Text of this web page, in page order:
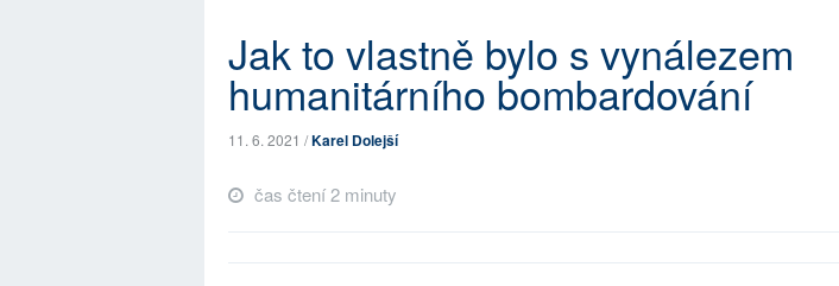
Jak to vlastně bylo s vynálezem
humanitárního bombardování
11. 6. 2021 /Karel Dolejší
čas čtení 2 minuty